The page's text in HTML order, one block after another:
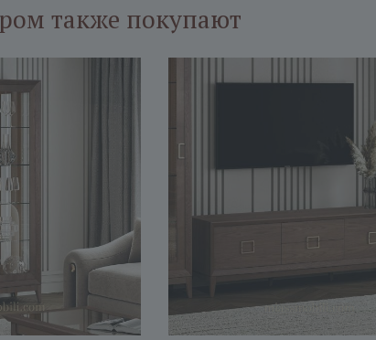
также покупают